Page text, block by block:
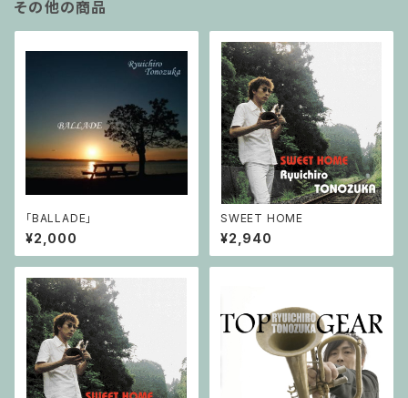
その他の商品
「BALLADE」
¥2,000
SWEET HOME
¥2,940